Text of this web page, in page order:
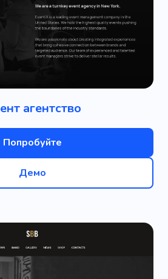
агентство
Попробуйте
Демо